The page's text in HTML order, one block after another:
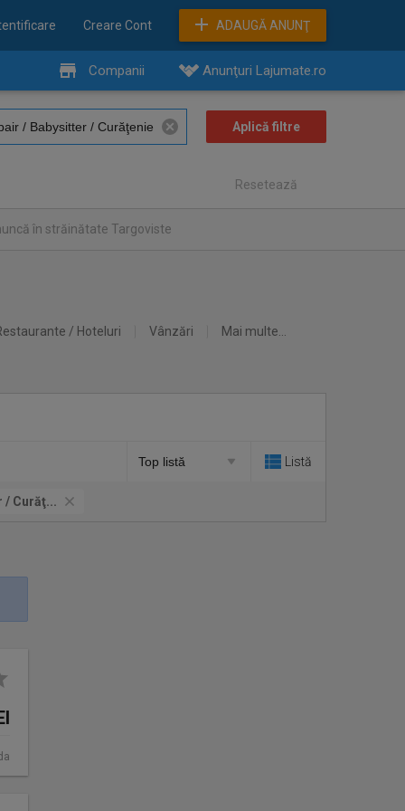
Creare Cont ADAUGĂ ANUNŢ
Companii Anunţuri Lajumate.ro
Resetează
în străinătate Targoviste
/ Hoteluri Vânzări Mai multe...
Listă
/ Curăţ...